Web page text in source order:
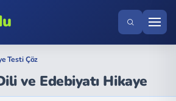
Testi Çöz
ve Edebiyatı Hikaye